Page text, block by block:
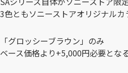
3色ともソニーストアオリジナルカ
「グロッシーブラウン」のみ
ベース価格より+5,000円必要とな